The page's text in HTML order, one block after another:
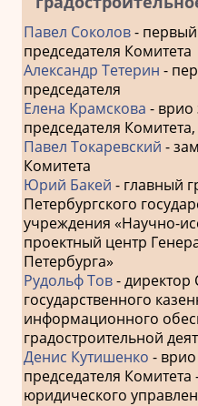
Павел Соколов- первый
председателя Комитета
Александр Тетерин -
председателя
Елена Крамскова - врио
председателя
Павел Токаревский -
Комитета
Юрий Бакей - главный
Петербургского
учреждения «Научно-
проектный центр
Петербурга»
Рудольф Тов- директор
государственного
информационного
градостроительной
Денис Кутишенко - врио
председателя Комитета
юридического